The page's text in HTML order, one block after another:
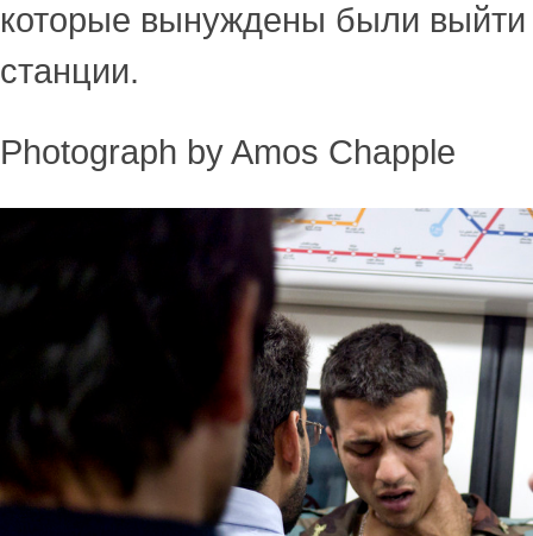
которые вынуждены были
станции.
Photograph by Amos Chapple